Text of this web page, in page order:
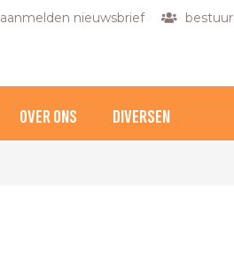
aanmelden nieuwsbrief bestuur
OVER ONS DIVERSEN